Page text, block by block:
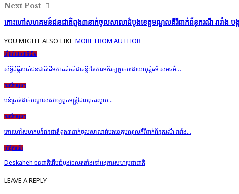
Next Post
កោះហៅសហគមន៍ជនជាតិព្នង៣នាក់ចូលសាលាដំបូងខេត្តមណ្ឌលគីរីពាក់ព័ន្ធករណី រារាំង បង្ករ
YOU MIGHT ALSO LIKE MORE FROM AUTHOR
រឿងរ៉ាវជនជាតិដើម
សិទ្ធិដីធ្លីរបស់ជនជាតិដើមភាគតិចគឺជាគន្លឹះនៃការអភិរក្សប្រកប​ដោយ​​យុត្តិធម៌ សមធម៌…
ករណីផ្សេងៗ
បន់ស្រន់ដាក់បណ្ដាសសាឲ្យពួកមន្ត្រីដែលពុករលួយ…
ករណីផ្សេងៗ
កោះហៅសហគមន៍ជនជាតិព្នង៣នាក់ចូលសាលាដំបូងខេត្តមណ្ឌលគីរីពាក់ព័ន្ធករណី រារាំង…
ព្រឹត្តិការណ៍
Deskaheh ជនជាតិដើមដំបូងដែលតតាំងនៅអង្គការសហប្រជាជាតិ
LEAVE A REPLY